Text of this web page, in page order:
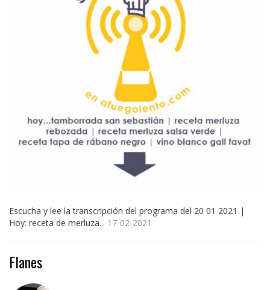
Escucha y lee la transcripción del programa del 20 01 2021 |
Hoy: receta de merluza... 17-02-2021
Flanes